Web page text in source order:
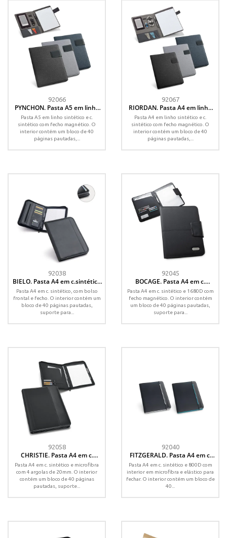
92066
PYNCHON. Pasta A5 em linho
sintético e c. sintético, com
bloco de 40 páginas pautadas
Pasta A5 em linho sintético e c.
sintético com fecho magnético. O
interior contém um bloco de 40
páginas pautadas,...
92067
RIORDAN. Pasta A4 em linho
sintético e c.sintético, com
bloco de páginas pautadas
Pasta A4 em linho sintético e c.
sintético com fecho magnético. O
interior contém um bloco de 40
páginas pautadas,...
92038
BIELO. Pasta A4 em c.sintético
com bolso frontal e fecho com
páginas pautadas
Pasta A4 em c. sintético, com bolso
frontal e fecho. O interior contém um
bloco de 40 páginas pautadas,
suporte para...
92045
BOCAGE. Pasta A4 em c.
sintético e 1680D, com bloco de
páginas pautadas
Pasta A4 em c. sintético e 1680D com
fecho magnético. O interior contém
um bloco de 40 páginas pautadas,
suporte para...
92058
CHRISTIE. Pasta A4 em c.
sintético e microfibra, com 4
argolas e bloco de páginas
pautadas
Pasta A4 em c. sintético e microfibra
com 4 argolas de 20mm. O interior
contém um bloco de 40 páginas
pautadas, suporte...
92040
FITZGERALD. Pasta A4 em c.
sintético e 800D, com interior
em microfibra e bloco com
páginas pautadas
Pasta A4 em c. sintético e 800D com
interior em microfibra e elástico para
fechar. O interior contém um bloco de
40...